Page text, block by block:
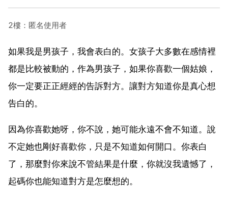
2樓：匿名使用者
如果我是男孩子，我會表白的。女孩子大多數在感情裡
都是比較被動的，作為男孩子，如果你喜歡一個姑娘，
你一定要正正經經的告訴對方。讓對方知道你是真心想
告白的。
因為你喜歡她呀，你不說，她可能永遠不會不知道。說
不定她也剛好喜歡你，只是不知道如何開口。你表白
了，那麼對你來說不管結果是什麼，你就沒我遺憾了，
起碼你也能知道對方是怎麼想的。